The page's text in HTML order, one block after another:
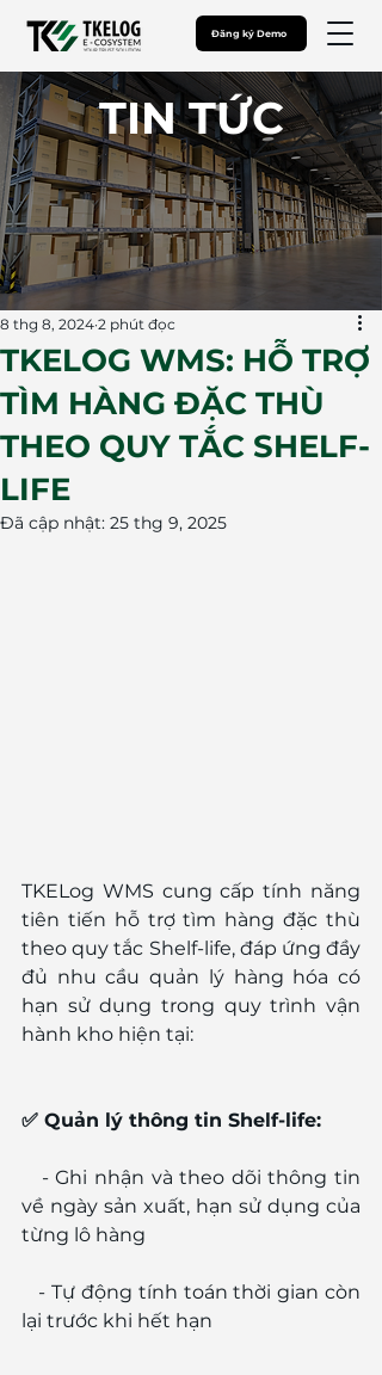
Đăng ký Demo
​TIN TỨC
TKELOG WMS: HỖ TRỢ
TÌM HÀNG ĐẶC THÙ
THEO QUY TẮC SHELF-
LIFE
8 thg 8, 2024 2 phút đọc
Đã cập nhật: 25 thg 9, 2025
TKELog WMS cung cấp tính năng
tiên tiến hỗ trợ tìm hàng đặc thù
theo quy tắc Shelf-life, đáp ứng đầy
đủ nhu cầu quản lý hàng hóa có
hạn sử dụng trong quy trình vận
hành kho hiện tại:
✅ Quản lý thông tin Shelf-life:
- Ghi nhận và theo dõi thông tin
về ngày sản xuất, hạn sử dụng của
từng lô hàng
- Tự động tính toán thời gian còn
lại trước khi hết hạn